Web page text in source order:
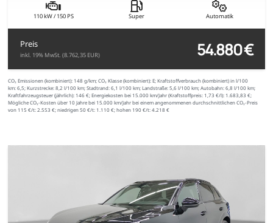
110 kW / 150 PS Super Automatik
Preis
inkl. 19% MwSt. (8.762,35 EUR) 54.880 €
CO₂ Emissionen (kombiniert): 148 g/km; CO₂ Klasse (kombiniert): E; Kraftstoffverbrauch (kombiniert) in l/100
km: 6,5; Kurzstrecke: 8,2 l/100 km; Stadtrand: 6,1 l/100 km; Landstraße: 5,6 l/100 km; Autobahn: 6,8 l/100 km;
Kraftfahrzeugsteuer (jährlich): 146 €; Energiekosten bei 15.000 km/Jahr (Kraftstoffpreis: 1,73 €/l): 1.683,83 €;
Mögliche CO₂-Kosten über 10 Jahre bei 15.000 km/Jahr bei einem angenommenen durchschnittlichen CO₂-Preis
von 115 €/t: 2.553 €; niedrigen 50 €/t: 1.110 €; hohen 190 €/t: 4.218 €